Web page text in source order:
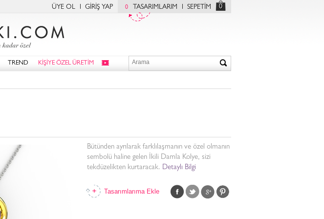
ÜYE OL GİRİŞ YAP 0 TASARIMLARIM SEPETİM 0
TREND KİŞİYE ÖZEL ÜRETİM
Bütünden ayrılarak farklılaşmanın ve özel olmanın
sembolü haline gelen İkili Damla Kolye, sizi
tekdüzelikten kurtaracak. Detaylı Bilgi
Tasarımlarıma Ekle